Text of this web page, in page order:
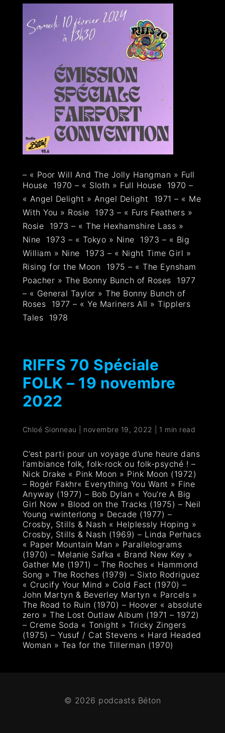
– « Poor Will And The Jolly Hangman » Full
House  1970 – « Sloth » Full House  1970 –
« Angel Delight » Angel Delight  1971 – « Me
With You » Rosie  1973 – « Furs Feathers »
Rosie  1973 – « The Hexhamshire Lass »
Nine  1973 – « Tokyo » Nine  1973 – « Big
William » Nine  1973 – « Night Time Girl »
Rising for the Moon  1975 – « The Eynsham
Poacher » The Bonny Bunch of Roses  1977
– « General Taylor » The Bonny Bunch of
Roses  1977 – « Ye Mariners All » Tipplers
Tales  1978
RIFFS 70 Spéciale
FOLK – 19 novembre
2022
Chloé Sionneau novembre 19, 2022 1 min read
C’est parti pour un voyage d’une heure dans
l’ambiance folk, folk-rock ou folk-psyché ! –
Nick Drake « Pink Moon » Pink Moon (1972)
– Rogér Fakhr« Everything You Want » Fine
Anyway (1977) – Bob Dylan « You’re A Big
Girl Now » Blood on the Tracks (1975) – Neil
Young «winterlong » Decade (1977) –
Crosby, Stills & Nash « Helplessly Hoping »
Crosby, Stills & Nash (1969) – Linda Perhacs
« Paper Mountain Man » Parallelograms
(1970) – Melanie Safka « Brand New Key »
Gather Me (1971) – The Roches « Hammond
Song » The Roches (1979) – Sixto Rodriguez
« Crucify Your Mind » Cold Fact (1970) –
John Martyn & Beverley Martyn « Parcels »
The Road to Ruin (1970) – Hoover « absolute
zero » The Lost Outlaw Album (1971 – 1972)
– Creme Soda « Tonight » Tricky Zingers
(1975) – Yusuf / Cat Stevens « Hard Headed
Woman » Tea for the Tillerman (1970)
© 2026 podcasts Béton